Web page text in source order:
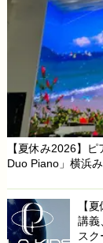
【夏休み2026】
Duo Piano」横浜
【
講義
ス